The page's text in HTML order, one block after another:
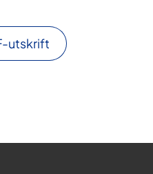
utskrift